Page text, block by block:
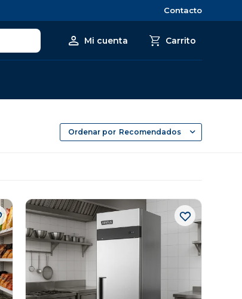
Contacto
Recomendados